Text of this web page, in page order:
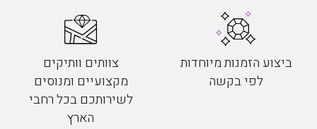
ביצוע הזמנות מיוחדות
לפי בקשה
צוותים וותיקים
מקצועיים ומנוסים
לשירותכם בכל רחבי
הארץ